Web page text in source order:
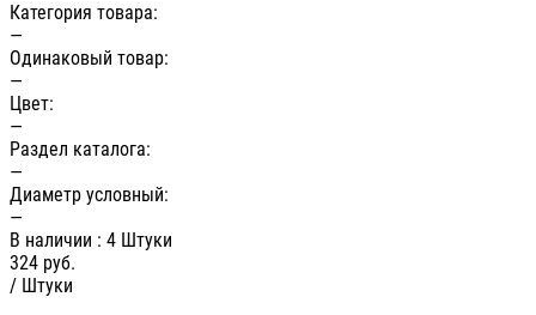
Категория товара:
—
Одинаковый товар:
—
Цвет:
—
Раздел каталога:
—
Диаметр условный:
—
В наличии : 4 Штуки
324 руб.
/ Штуки